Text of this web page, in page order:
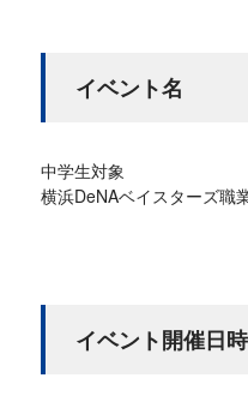
イベント名
中学生対象
横浜DeNAベイスターズ職
イベント開催日時